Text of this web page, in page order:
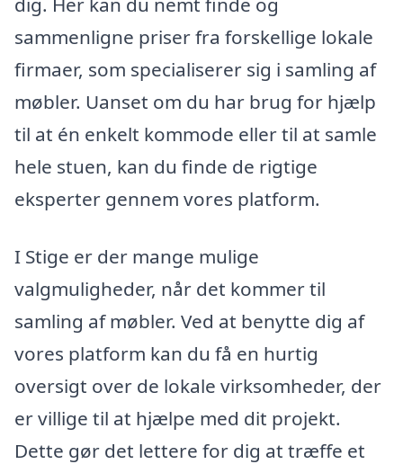
sammenligne priser fra forskellige lokale
firmaer, som specialiserer sig i samling af
møbler. Uanset om du har brug for hjælp
til at én enkelt kommode eller til at samle
hele stuen, kan du finde de rigtige
eksperter gennem vores platform.
I Stige er der mange mulige
valgmuligheder, når det kommer til
samling af møbler. Ved at benytte dig af
vores platform kan du få en hurtig
oversigt over de lokale virksomheder, der
er villige til at hjælpe med dit projekt.
Dette gør det lettere for dig at træffe et